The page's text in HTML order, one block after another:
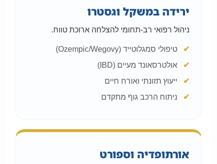
ירידה במשקל וגסטרו
ניהול רפואי רב-תחומי להצלחה ארוכת טווח.
טיפולי סמגלוטייד (Ozempic/Wegovy)
אולטרסאונד מעיים (IBD)
ייעוץ תזונתי ואורח חיים
ניתוח הרכב גוף מתקדם
אורתופדיה וספורט